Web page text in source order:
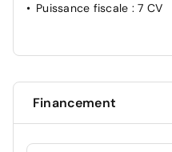
Puissance fiscale : 7 CV
Financement